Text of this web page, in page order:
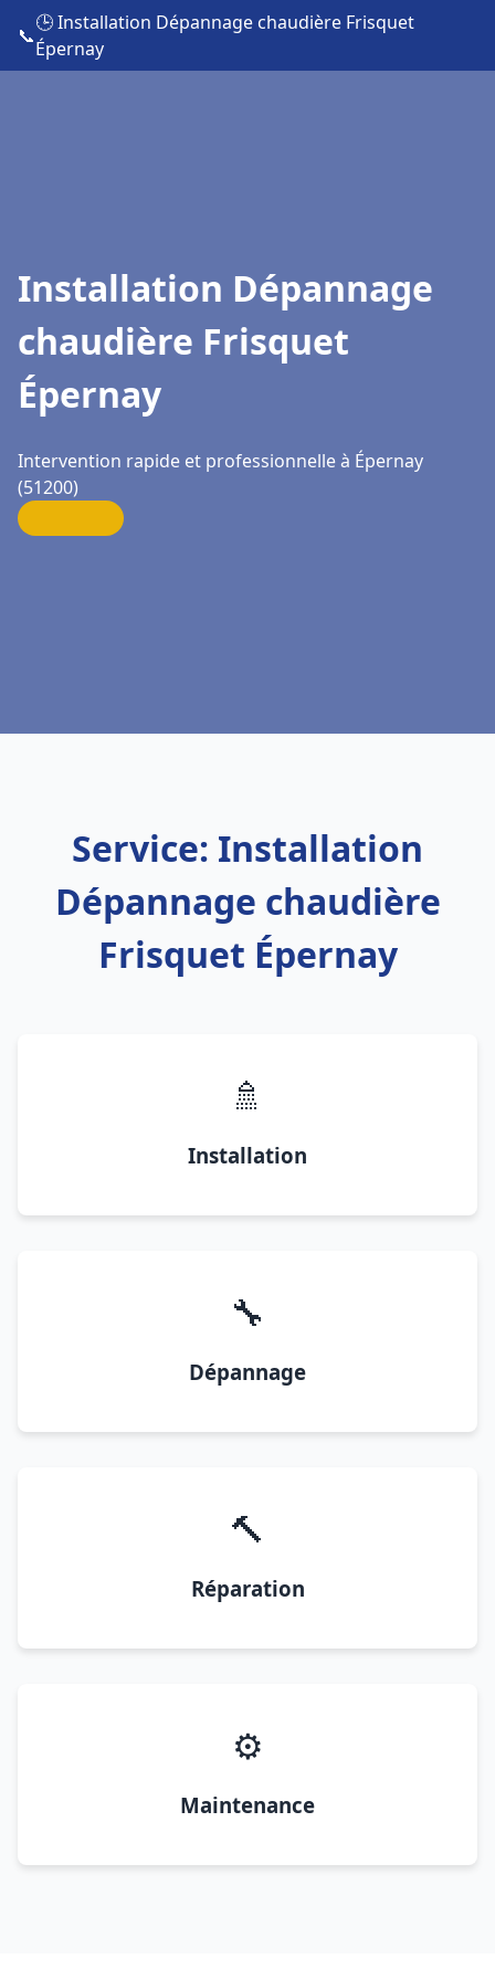
📞
🕒 Installation Dépannage chaudière Frisquet
Épernay
Installation Dépannage
chaudière Frisquet
Épernay
Intervention rapide et professionnelle à Épernay
(51200)
Service: Installation
Dépannage chaudière
Frisquet Épernay
🚿
Installation
🔧
Dépannage
🔨
Réparation
⚙️
Maintenance